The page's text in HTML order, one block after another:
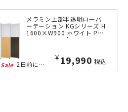
メラミン上部半透明ローパ
ーテーション KGシリーズ H
1600×W900 ホワイト PP
M0916-S-WH | 269535
¥ 19,990 税込
2日前にランクイン！